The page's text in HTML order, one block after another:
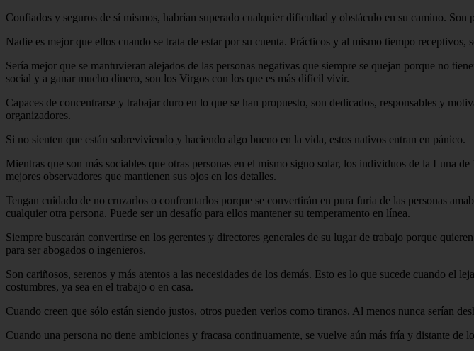
Confiados y seguros de sí mismos, habrían superado cualquier dificultad y obstáculo en su camino. Son
Nadie es mejor que ellos cuando se trata de estar por su cuenta. Prácticos y al mismo tiempo
Sería mejor que se mantuvieran alejados de las personas negativas que siempre se quejan porque no
social y a ganar mucho dinero, son los Virgos con los que es más difícil vivir.
Capaces de concentrarse y trabajar duro en lo que se han propuesto, son dedicados, responsables y
organizadores.
Si no sienten que están sobreviviendo y haciendo algo bueno en la vida, estos nativos entran en pánico.
Mientras que son más sociables que otras personas en el mismo signo solar, los individuos de la Luna
mejores observadores que mantienen sus ojos en los detalles.
Tengan cuidado de no cruzarlos o confrontarlos porque se convertirán en pura furia de las personas
cualquier otra persona. Puede ser un desafío para ellos mantener su temperamento en línea.
Siempre buscarán convertirse en los gerentes y directores generales de su lugar de trabajo porque
para ser abogados o ingenieros.
Son cariñosos, serenos y más atentos a las necesidades de los demás. Esto es lo que sucede cuando
costumbres, ya sea en el trabajo o en casa.
Cuando creen que sólo están siendo justos, otros pueden verlos como tiranos. Al menos nunca serían
Cuando una persona no tiene ambiciones y fracasa continuamente, se vuelve aún más fría y distante de